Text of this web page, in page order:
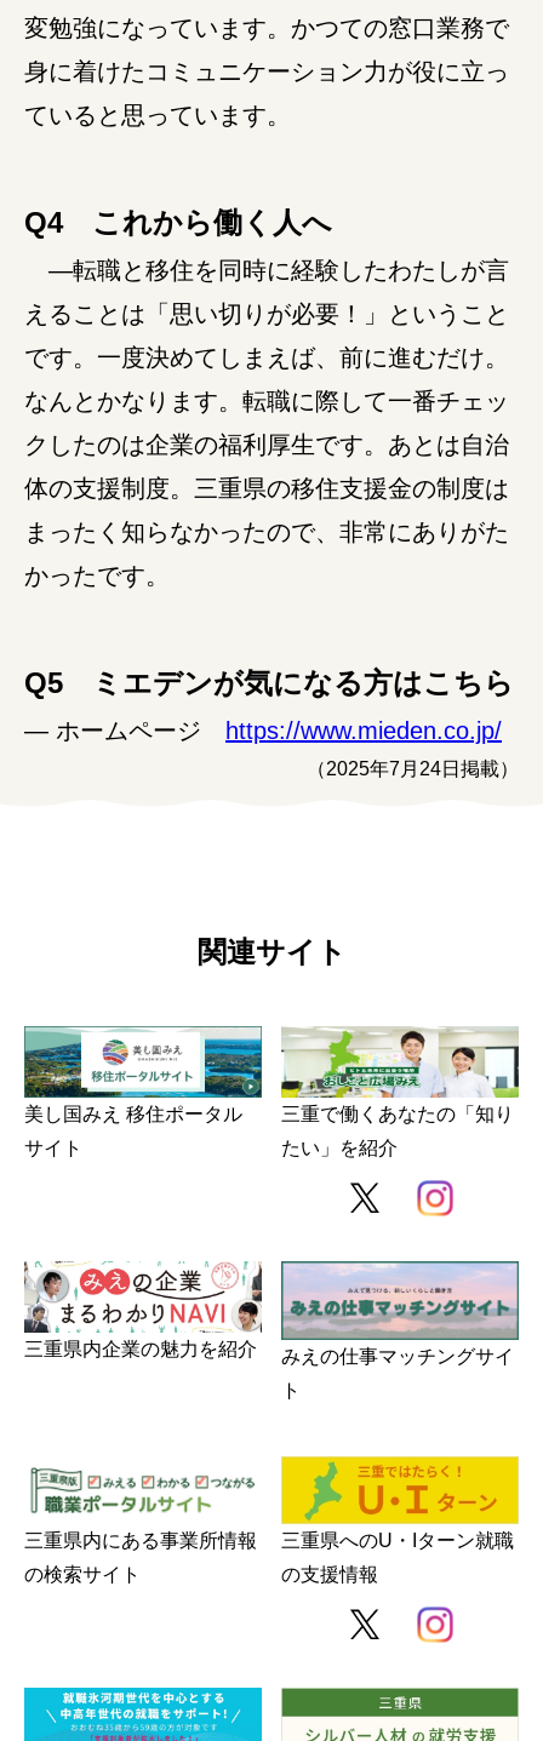
変勉強になっています。かつての窓口業務で
身に着けたコミュニケーション力が役に立っ
ていると思っています。
Q4 これから働く人へ
―転職と移住を同時に経験したわたしが言
えることは「思い切りが必要！」ということ
です。一度決めてしまえば、前に進むだけ。
なんとかなります。転職に際して一番チェッ
クしたのは企業の福利厚生です。あとは自治
体の支援制度。三重県の移住支援金の制度は
まったく知らなかったので、非常にありがた
かったです。
Q5 ミエデンが気になる方はこちら
― ホームページ https://www.mieden.co.jp/
（2025年7月24日掲載）
関連サイト
美し国みえ 移住ポータル
サイト
三重で働くあなたの「知り
たい」を紹介
三重県内企業の魅力を紹介
みえの仕事マッチングサイ
ト
三重県内にある事業所情報
の検索サイト
三重県へのU・Iターン就職
の支援情報